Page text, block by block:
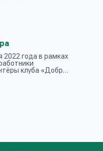
2022 года в рамках
клуба «Добрых
Велик...